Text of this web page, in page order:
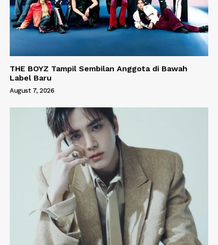
THE BOYZ Tampil Sembilan Anggota di Bawah
Label Baru
August 7, 2026